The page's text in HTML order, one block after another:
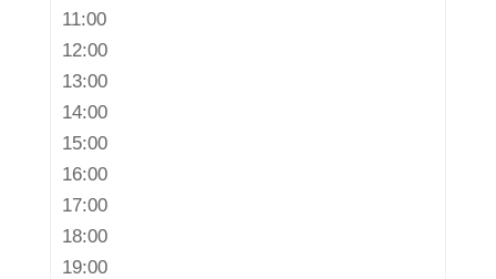
11:00
12:00
13:00
14:00
15:00
16:00
17:00
18:00
19:00